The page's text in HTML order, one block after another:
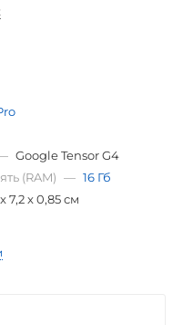
Google Tensor G4
(RAM) — 16 Гб
7,2 x 0,85 см